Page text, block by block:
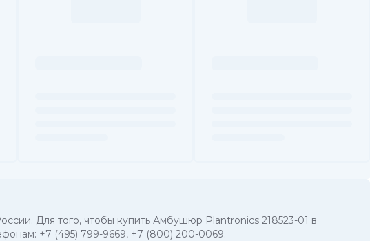
Для того, чтобы купить Амбушюр Plantronics 218523-01 в
+7 (495) 799-9669, +7 (800) 200-0069.